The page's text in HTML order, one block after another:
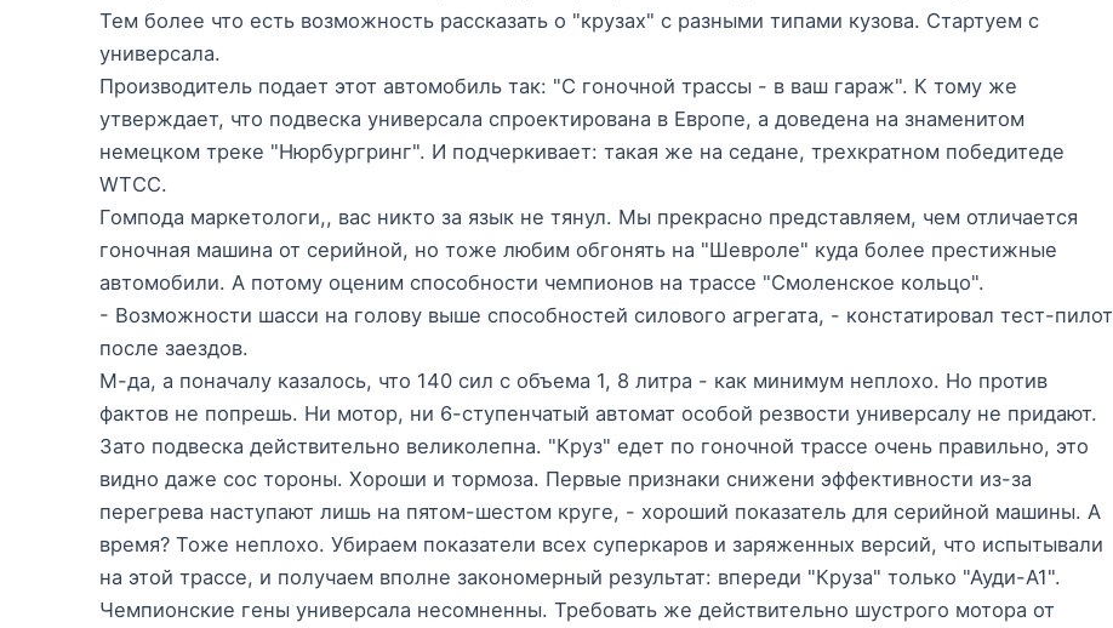
Тем более что есть возможность рассказать о "крузах" с разными типами кузова. Стартуем с
универсала.
Производитель подает этот автомобиль так: "С гоночной трассы - в ваш гараж". К тому же
утверждает, что подвеска универсала спроектирована в Европе, а доведена на знаменитом
немецком треке "Нюрбургринг". И подчеркивает: такая же на седане, трехкратном победитеде
WTCC.
Гомпода маркетологи,, вас никто за язык не тянул. Мы прекрасно представляем, чем отличается
гоночная машина от серийной, но тоже любим обгонять на "Шевроле" куда более престижные
автомобили. А потому оценим способности чемпионов на трассе "Смоленское кольцо".
- Возможности шасси на голову выше способностей силового агрегата, - констатировал тест-пилот
после заездов.
М-да, а поначалу казалось, что 140 сил с объема 1, 8 литра - как минимум неплохо. Но против
фактов не попрешь. Ни мотор, ни 6-ступенчатый автомат особой резвости универсалу не придают.
Зато подвеска действительно великолепна. "Круз" едет по гоночной трассе очень правильно, это
видно даже сос тороны. Хороши и тормоза. Первые признаки снижени эффективности из-за
перегрева наступают лишь на пятом-шестом круге, - хороший показатель для серийной машины. А
время? Тоже неплохо. Убираем показатели всех суперкаров и заряженных версий, что испытывали
на этой трассе, и получаем вполне закономерный результат: впереди "Круза" только "Ауди-А1".
Чемпионские гены универсала несомненны. Требовать же действительно шустрого мотора от